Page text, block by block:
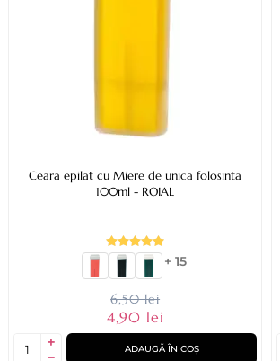
Ceara epilat cu Miere de unica folosinta
100ml - ROIAL
+ 15
6,50 lei
4,90 lei
ADAUGĂ ÎN COȘ